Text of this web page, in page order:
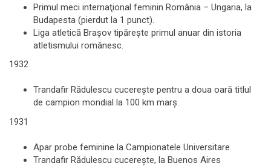
Primul meci internaţional feminin România – Ungaria, la
Budapesta (pierdut la 1 punct).
Liga atletică Braşov tipăreşte primul anuar din istoria
atletismului românesc.
1932
Trandafir Rădulescu cucereşte pentru a doua oară titlul
de campion mondial la 100 km marş.
1931
Apar probe feminine la Campionatele Universitare.
Trandafir Rădulescu cucereşte, la Buenos Aires